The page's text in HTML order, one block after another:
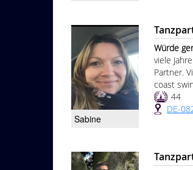
Sabine
Würde
viele
Partner.
coast
44
DE-